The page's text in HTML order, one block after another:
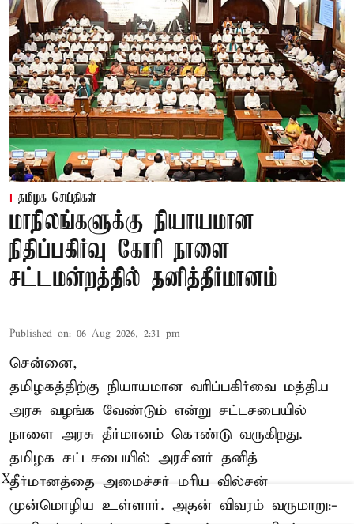
தமிழக செய்திகள்
மாநிலங்களுக்கு நியாயமான
நிதிப்பகிர்வு கோரி நாளை
சட்டமன்றத்தில் தனித்தீர்மானம்
Published on: 06 Aug 2026, 2:31 pm
சென்னை,
தமிழகத்திற்கு நியாயமான வரிப்பகிர்வை மத்திய
அரசு வழங்க வேண்டும் என்று சட்டசபையில்
நாளை அரசு தீர்மானம் கொண்டு வருகிறது.
தமிழக சட்டசபையில் அரசினர் தனித்
தீர்மானத்தை அமைச்சர் மரிய வில்சன்
முன்மொழிய உள்ளார். அதன் விவரம் வருமாறு:-
X